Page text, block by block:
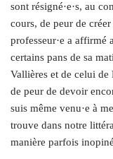
sont résigné·e·s, au
cours, de peur de
professeur·e a affirmé
certains pans de sa
Vallières et de celui
de peur de devoir
suis même venu·e à
trouve dans notre
manière parfois